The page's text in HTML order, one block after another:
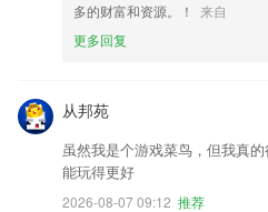
多的财富和资源。！
来自
更多回复
从邦苑
虽然我是个游戏菜鸟，但我真
能玩得更好
2026-08-07 09:12 推荐